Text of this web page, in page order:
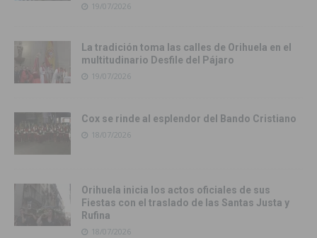
19/07/2026
La tradición toma las calles de Orihuela en el
multitudinario Desfile del Pájaro
19/07/2026
Cox se rinde al esplendor del Bando Cristiano
18/07/2026
Orihuela inicia los actos oficiales de sus
Fiestas con el traslado de las Santas Justa y
Rufina
18/07/2026